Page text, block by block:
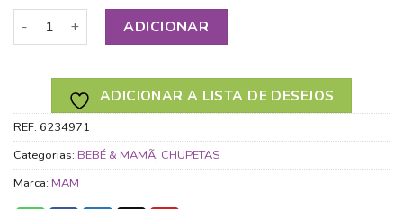
Quantidade de MAM CHUPETA PERFECT NIGHT 16+
ADICIONAR
ADICIONAR A LISTA DE DESEJOS
REF: 6234971
Categorias: BEBÉ & MAMÃ, CHUPETAS
Marca: MAM